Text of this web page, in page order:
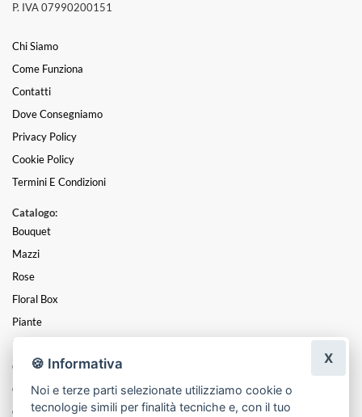
P. IVA 07990200151
Chi Siamo
Come Funziona
Contatti
Dove Consegniamo
Privacy Policy
Cookie Policy
Termini E Condizioni
Catalogo:
Bouquet
Mazzi
Rose
Floral Box
Piante
Funebre
Centrotavola
Cuori
Coroncine
🍪 Informativa
Noi e terze parti selezionate utilizziamo cookie o
tecnologie simili per finalità tecniche e, con il tuo
X